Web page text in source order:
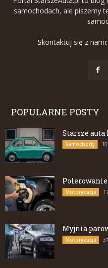
samochodach, ale piszemy
Skontaktuj się z nami:
POPULARNE POSTY
Starsze
Samochody
Motoryzacja
Myjnia
Motoryzacja